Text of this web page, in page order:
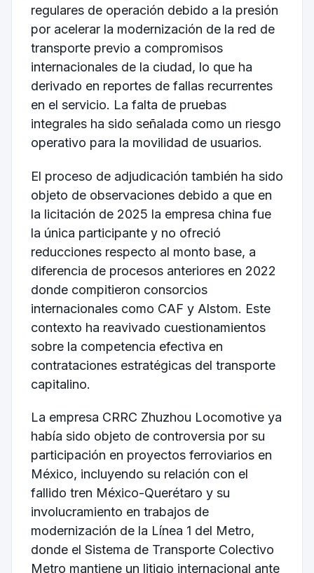
regulares de operación debido a la presión
por acelerar la modernización de la red de
transporte previo a compromisos
internacionales de la ciudad, lo que ha
derivado en reportes de fallas recurrentes
en el servicio. La falta de pruebas
integrales ha sido señalada como un riesgo
operativo para la movilidad de usuarios.
El proceso de adjudicación también ha sido
objeto de observaciones debido a que en
la licitación de 2025 la empresa china fue
la única participante y no ofreció
reducciones respecto al monto base, a
diferencia de procesos anteriores en 2022
donde compitieron consorcios
internacionales como CAF y Alstom. Este
contexto ha reavivado cuestionamientos
sobre la competencia efectiva en
contrataciones estratégicas del transporte
capitalino.
La empresa CRRC Zhuzhou Locomotiveya
había sido objeto de controversia por su
participación en proyectos ferroviarios en
México, incluyendo su relación con el
fallido tren México-Querétaro y su
involucramiento en trabajos de
modernización de la Línea 1 del Metro,
donde el Sistema de Transporte Colectivo
Metro mantiene un litigio internacional ante